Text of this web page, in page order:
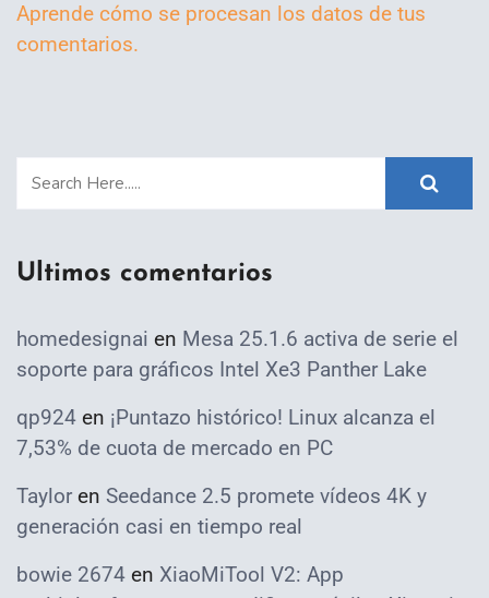
Aprende cómo se procesan los datos de tus
comentarios.
Ultimos comentarios
homedesignai en Mesa 25.1.6 activa de serie el
soporte para gráficos Intel Xe3 Panther Lake
qp924 en ¡Puntazo histórico! Linux alcanza el
7,53% de cuota de mercado en PC
Taylor en Seedance 2.5 promete vídeos 4K y
generación casi en tiempo real
bowie 2674 en XiaoMiTool V2: App